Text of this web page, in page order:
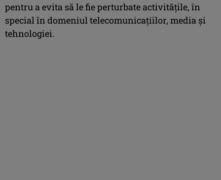
pentru a evita să le fie perturbate activităţile, în
special în domeniul telecomunicaţiilor, media şi
tehnologiei.